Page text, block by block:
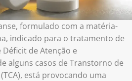
formulado com a matéria-
indicado para o tratamento de
de Atenção e
alguns casos de Transtorno de
está provocando uma